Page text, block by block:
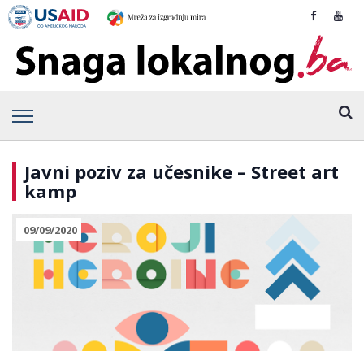
Javni poziv za učesnike – Street art
kamp
09/09/2020